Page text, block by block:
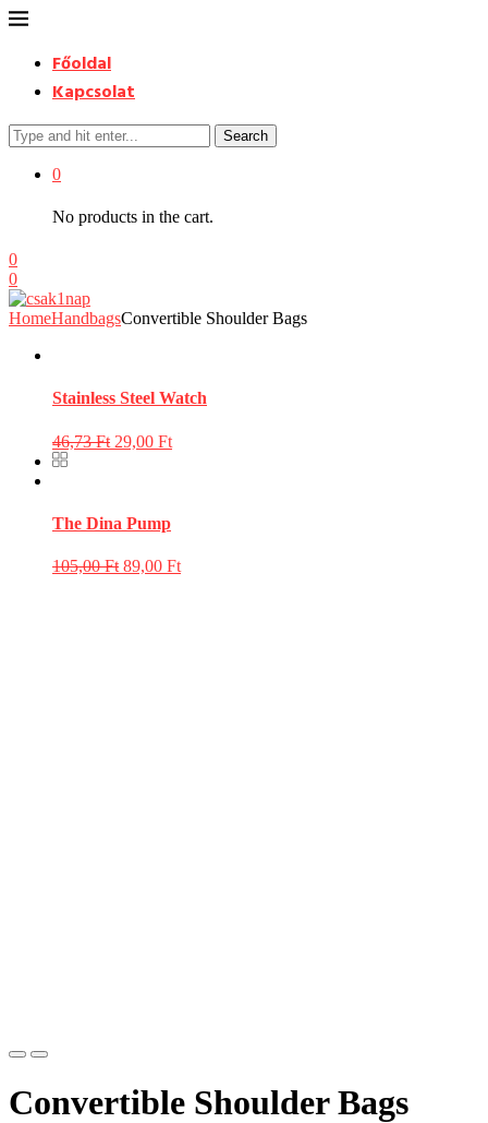
Főoldal
Kapcsolat
Search
0
No products in the cart.
0
0
HomeHandbagsConvertible Shoulder Bags
Stainless Steel Watch
46,73Ft 29,00 Ft
The Dina Pump
105,00Ft 89,00 Ft
Previous
Next
Convertible Shoulder Bags